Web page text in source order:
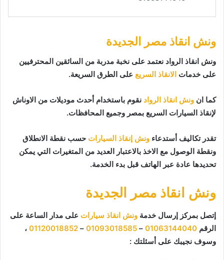
ونش انقاذ مصر الجديدة
ونش انقاذ الرواد نعتمد على نخبة مدربة من السائقين المحترفيين
على خدمات الانقاذ السريع على الطرق السريعة.
كما ان ونش انقاذ الرواد نقوم باستخدام أحدث موديلات من الاوناش
لإنقاذ السيارات السريع بمصر وجميع المحافظات.
تقدر تكاليف أستدعاء ونش إنقاذ السيارات حسب نقطة الانطلاق
ونقطة الوصول مع الاخذ بالاعتبار العديد من المتغيرات التي يمكن
تحديدها عادة عبر الهاتف قبل بدء الخدمة.
ونش انقاذ مصر الجديدة
إتصل بمركز إرسال خدمة ونش انقاذ سيارات على مدار الساعة على
الرقم 01063144040
–
01093018585
–
01120018852 ،
وسوف نجيبك على أسئلتك :